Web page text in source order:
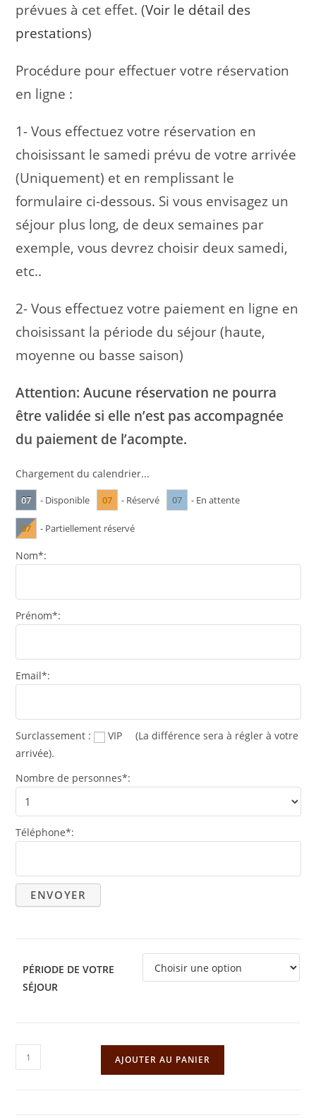
prévues à cet effet. (Voir le détail des
prestations)
Procédure pour effectuer votre réservation
en ligne :
1- Vous effectuez votre réservation en
choisissant le samedi prévu de votre arrivée
(Uniquement) et en remplissant le
formulaire ci-dessous. Si vous envisagez un
séjour plus long, de deux semaines par
exemple, vous devrez choisir deux samedi,
etc..
2- Vous effectuez votre paiement en ligne en
choisissant la période du séjour (haute,
moyenne ou basse saison)
Attention: Aucune réservation ne pourra
être validée si elle n’est pas accompagnée
du paiement de l’acompte.
Chargement du calendrier...
07 - Disponible 07 - Réservé 07 - En attente
07 - Partiellement réservé
Nom*:
Prénom*:
Email*:
Surclassement : VIP
(La différence sera à régler à votre
arrivée).
Nombre de personnes*:
Téléphone*:
PÉRIODE DE VOTRE
SÉJOUR
quantité
de
AJOUTER AU PANIER